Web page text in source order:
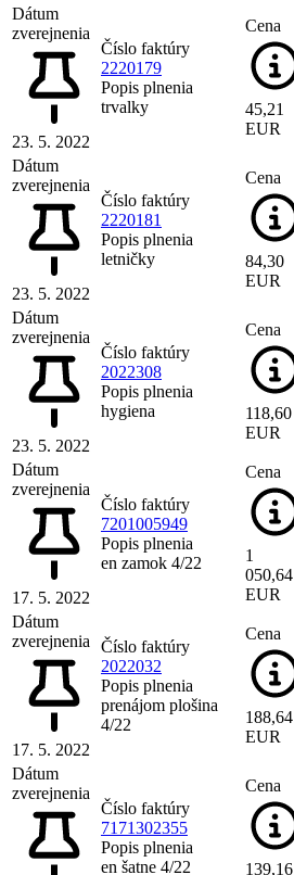
Dátum
zverejnenia
23. 5. 2022
Číslo faktúry
2220179
Popis plnenia
trvalky
Cena
45,21
EUR
Dátum
zverejnenia
23. 5. 2022
Číslo faktúry
2220181
Popis plnenia
letničky
Cena
84,30
EUR
Dátum
zverejnenia
23. 5. 2022
Číslo faktúry
2022308
Popis plnenia
hygiena
Cena
118,60
EUR
Dátum
zverejnenia
17. 5. 2022
Číslo faktúry
7201005949
Popis plnenia
en zamok 4/22
Cena
1
050,64
EUR
Dátum
zverejnenia
17. 5. 2022
Číslo faktúry
2022032
Popis plnenia
prenájom plošina
4/22
Cena
188,64
EUR
Dátum
zverejnenia
Číslo faktúry
7171302355
Popis plnenia
en šatne 4/22
Cena
139,16